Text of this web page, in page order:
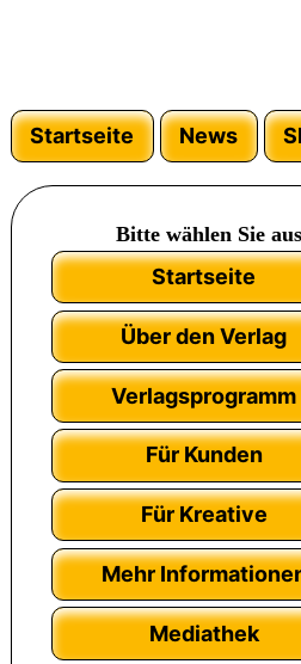
Startseite News
Bitte wählen Sie aus
Startseite
Über den Verlag
Verlagsprogramm
Für Kunden
Für Kreative
Mehr
Mediathek